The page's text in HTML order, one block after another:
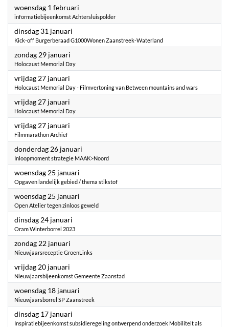
woensdag 1 februari
informatiebijeenkomst Achtersluispolder
dinsdag 31 januari
Kick-off Burgerberaad G1000Wonen Zaanstreek-Waterland
zondag 29 januari
Holocaust Memorial Day
vrijdag 27 januari
Holocaust Memorial Day - Filmvertoning van Between mountains and wars
vrijdag 27 januari
Holocaust Memorial Day
vrijdag 27 januari
Filmmarathon Archief
donderdag 26 januari
Inloopmoment strategie MAAK>Noord
woensdag 25 januari
Opgaven landelijk gebied / thema stikstof
woensdag 25 januari
Open Atelier tegen zinloos geweld
dinsdag 24 januari
Oram Winterborrel 2023
zondag 22 januari
Nieuwjaarsreceptie GroenLinks
vrijdag 20 januari
Nieuwjaarsbijeenkomst Gemeente Zaanstad
woensdag 18 januari
Nieuwjaarsborrel SP Zaanstreek
dinsdag 17 januari
Inspiratiebijeenkomst subsidieregeling ontwerpend onderzoek Mobiliteit als